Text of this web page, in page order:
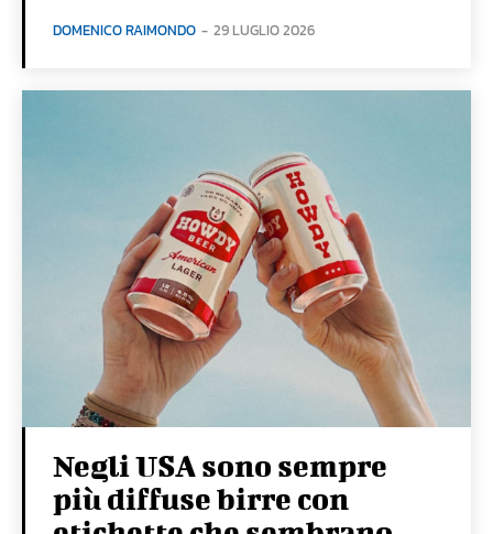
DOMENICO RAIMONDO - 29 LUGLIO 2026
Negli USA sono sempre
più diffuse birre con